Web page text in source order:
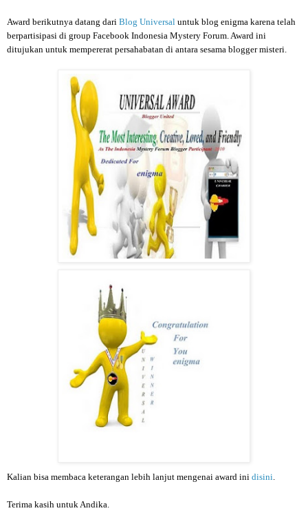
Award berikutnya datang dari Blog Universal untuk blog enigma karena telah
berpartisipasi di group Facebook Indonesia Mystery Forum. Award ini
ditujukan untuk mempererat persahabatan di antara sesama blogger misteri.
Kalian bisa membaca keterangan lebih lanjut mengenai award ini disini
Terima kasih untuk Andika.